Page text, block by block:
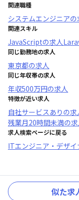
関連職種
システムエンジニアの
関連スキル
JavaScriptの求人
同じ勤務地の求人
東京都の求人
同じ年収帯の求人
年収500万円の求人
特徴が近い求人
自社サービスあり の求
残業月20時間未満の
求人検索ページに戻る
ITエンジニア・デザ
似た求